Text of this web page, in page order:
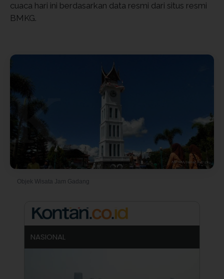
cuaca hari ini berdasarkan data resmi dari situs resmi
BMKG.
Objek Wisata Jam Gadang
NASIONAL